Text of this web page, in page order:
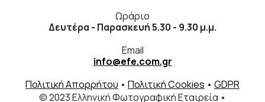
Ωράριο
Δευτέρα - Παρασκευή 5.30 - 9.30 μ.μ.
Email
info@efe.com.gr
Πολιτική Απορρήτου • Πολιτική Cookies • GDPR
© 2023 Ελληνική Φωτογραφική Εταιρεία •